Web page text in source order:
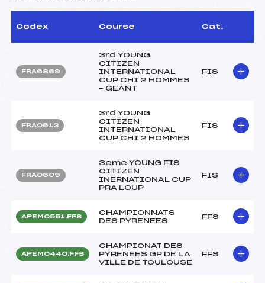
Codex Course Cat.
FRA6869
3rd YOUNG
CITIZEN
INTERNATIONAL
CUP CHI 2 HOMMES
– GEANT
FIS
FRA0613
3rd YOUNG
CITIZEN
INTERNATIONAL
CUP CHI 2 HOMMES
FIS
FRA0609
3eme YOUNG FIS
CITIZEN
INERNATIONAL CUP
PRA LOUP
FIS
APEM0551.FFS
CHAMPIONNATS
DES PYRENEES
FFS
APEM0440.FFS
CHAMPIONAT DES
PYRENEES GP DE LA
VILLE DE TOULOUSE
FFS